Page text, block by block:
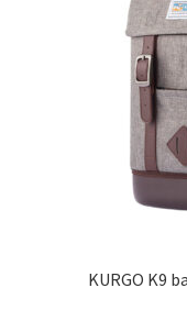
KURGO K9